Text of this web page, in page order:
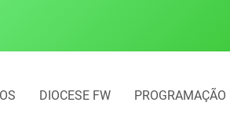
estacionamento rotativo começará em
DIOCESE FW PROGRAMAÇÃO